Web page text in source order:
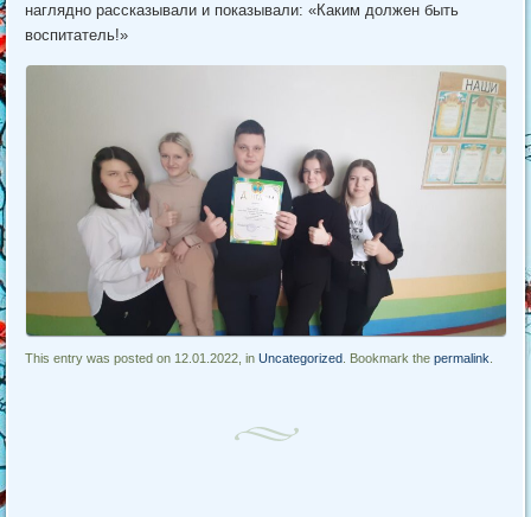
наглядно рассказывали и показывали: «Каким должен быть
воспитатель!»
This entry was posted on 12.01.2022, inUncategorized . Bookmark thepermalink